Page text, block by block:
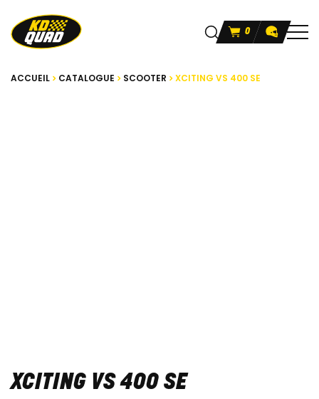
0
ACCUEIL CATALOGUE SCOOTER XCITING VS 400 SE
XCITING VS 400 SE